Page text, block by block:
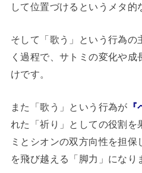
して位置づけるというメタ的
そして「歌う」という行為の
く過程で、サトミの変化や
けです。
また「歌う」という行為が
れた「祈り」としての役割を
ミとシオンの双方向性を担保
を飛び越える「脚力」になり